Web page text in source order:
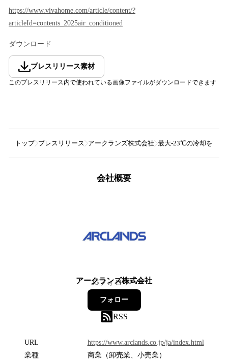
https://www.vivahome.com/article/content/?
articleId=contents_2025air_conditioned
ダウンロード
プレスリリース素材
このプレスリリース内で使われている画像ファイルがダウンロードできます
トップ プレスリリース アークランズ株式会社 最大-23℃の冷却を実現
会社概要
アークランズ株式会社
35フォロワー
フォロー
RSS
URL
https://www.arclands.co.jp/ja/index.html
業種
商業（卸売業、小売業）